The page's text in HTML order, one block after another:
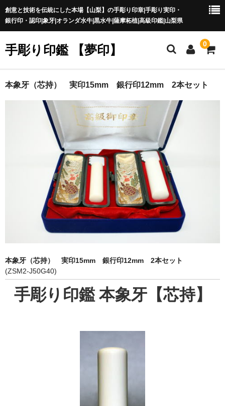
創意と技術を伝統にした本場【山梨】の手彫り印章|手彫り実印・
銀行印・認印|象牙|オランダ水牛|黒水牛|薩摩柘植|高級印鑑|山梨県
手彫り印鑑 【夢印】 0
夢印TOP
印章の本場 山梨
一級印章彫刻技能士
印鑑の書体
象牙印鑑の種類
お客様の声
ご利用案内
本象牙（芯持） 実印15mm 銀行印12mm 2本セット
本象牙（芯持） 実印15mm 銀行印12mm 2本セット
(ZSM2-J50G40)
手彫り印鑑 本象牙【芯持】